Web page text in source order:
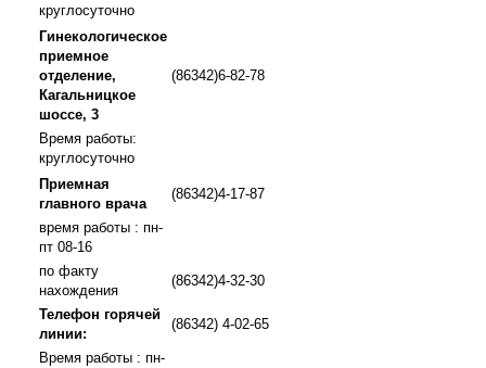
круглосуточно
Гинекологическое
приемное
отделение,
Кагальницкое
шоссе, 3
(86342)6-82-78
Время работы:
круглосуточно
Приемная
главного врача
(86342)4-17-87
время работы : пн-
пт 08-16
по факту
нахождения
(86342)4-32-30
Телефон горячей
линии:
(86342) 4-02-65
Время работы : пн-